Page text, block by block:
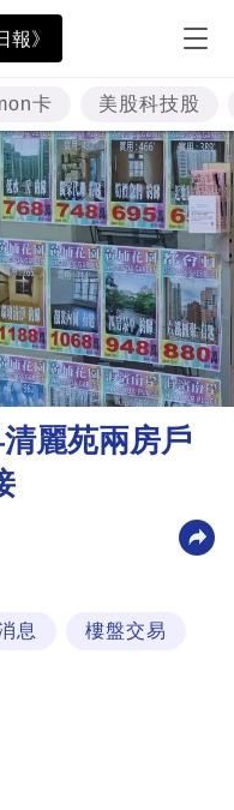
報》
卡 美股科技股
麗苑兩房戶
息 樓盤交易